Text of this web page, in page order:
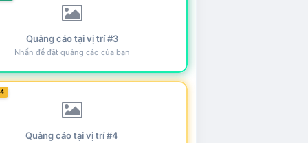
Quảng cáo tại vị trí #3
Nhấn để đặt quảng cáo của bạn
Quảng cáo tại vị trí #4